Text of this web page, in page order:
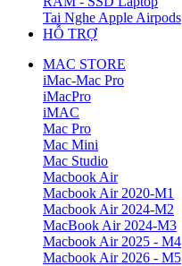
Tai Nghe Apple Airpods
HỖ TRỢ
MAC STORE
iMac-Mac Pro
iMacPro
iMAC
Mac Pro
Mac Mini
Mac Studio
Macbook Air
Macbook Air 2020-M1
Macbook Air 2024-M2
MacBook Air 2024-M3
Macbook Air 2025 - M4
Macbook Air 2026 - M5